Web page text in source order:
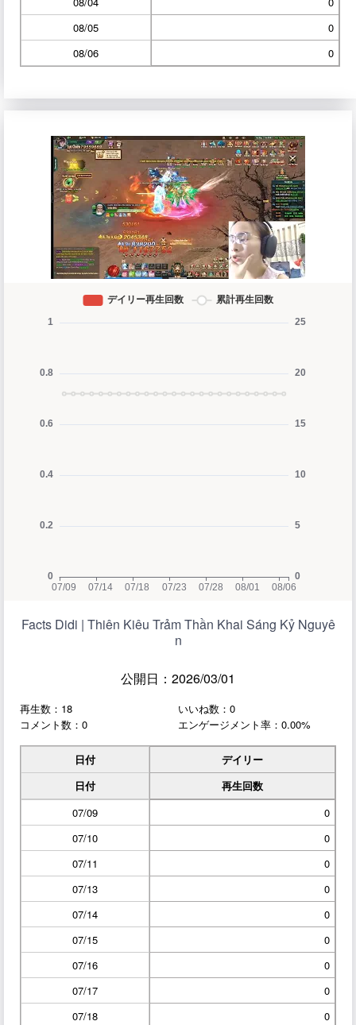
08/05
0
08/06
0
Facts Didi | Thiên Kiêu Trảm Thần Khai Sáng Kỷ Nguyê
n
公開日：2026/03/01
再生数：18
いいね数：0
コメント数：0
エンゲージメント率：0.00%
日付
デイリー
日付
再生回数
07/09
0
07/10
0
07/11
0
07/13
0
07/14
0
07/15
0
07/16
0
07/17
0
07/18
0